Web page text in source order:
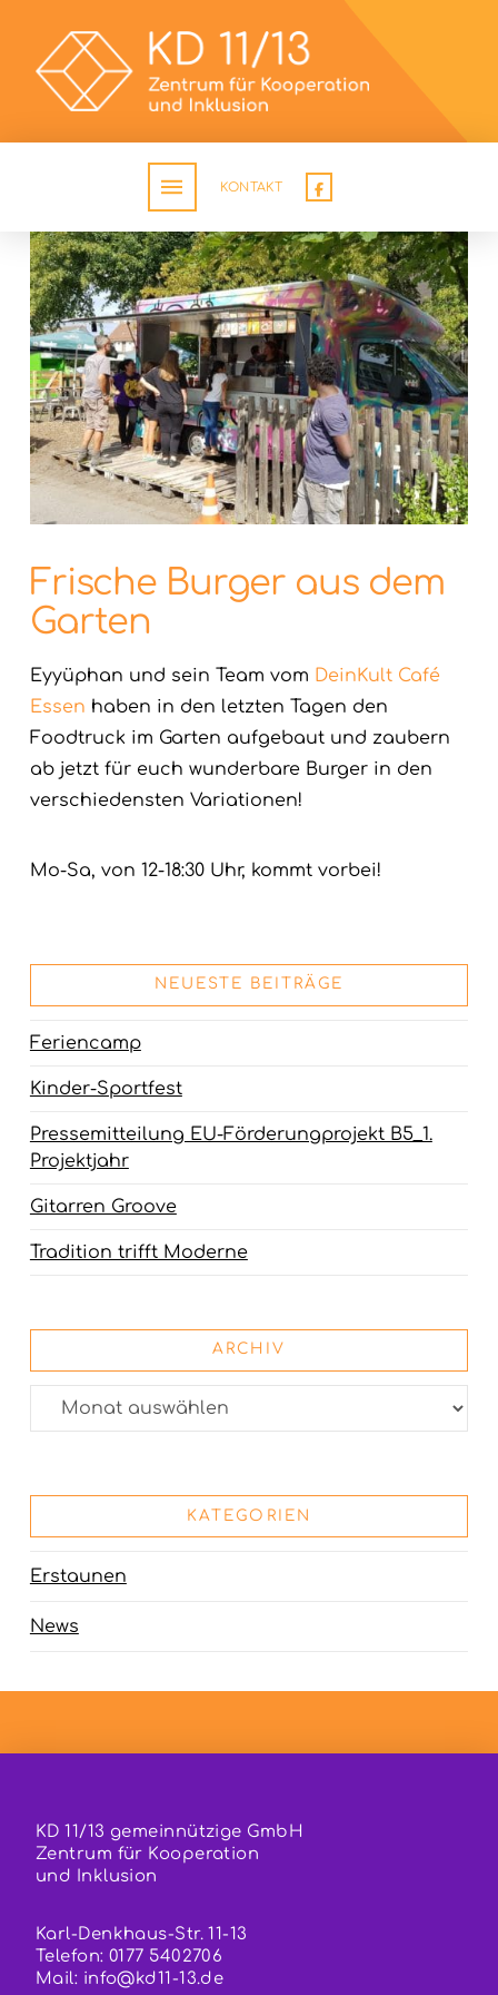
KONTAKT
Frische Burger aus dem
Garten
Eyyüphan und sein Team vom DeinKult Café
Essen haben in den letzten Tagen den
Foodtruck im Garten aufgebaut und zaubern
ab jetzt für euch wunderbare Burger in den
verschiedensten Variationen!
Mo-Sa, von 12-18:30 Uhr, kommt vorbei!
NEUESTE BEITRÄGE
Feriencamp
Kinder-Sportfest
Pressemitteilung EU-Förderungprojekt B5_1.
Projektjahr
Gitarren Groove
Tradition trifft Moderne
ARCHIV
Archiv
KATEGORIEN
Erstaunen
News
KD 11/13 gemeinnützige GmbH
Zentrum für Kooperation
und Inklusion
Karl-Denkhaus-Str. 11-13
Telefon: 0177 5402706
Mail: info@kd11-13.de